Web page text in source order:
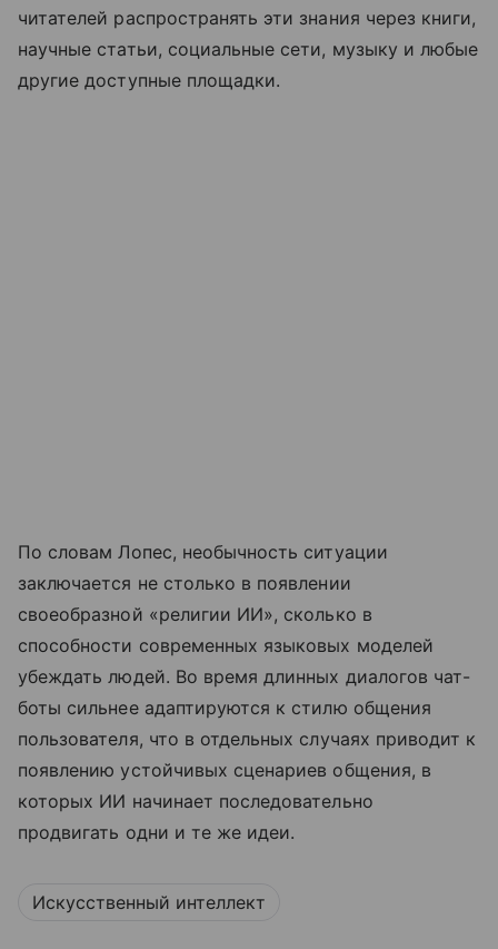
читателей распространять эти знания через книги,
научные статьи, социальные сети, музыку и любые
другие доступные площадки.
По словам Лопес, необычность ситуации
заключается не столько в появлении
своеобразной «религии ИИ», сколько в
способности современных языковых моделей
убеждать людей. Во время длинных диалогов чат-
боты сильнее адаптируются к стилю общения
пользователя, что в отдельных случаях приводит к
появлению устойчивых сценариев общения, в
которых ИИ начинает последовательно
продвигать одни и те же идеи.
Искусственный интеллект